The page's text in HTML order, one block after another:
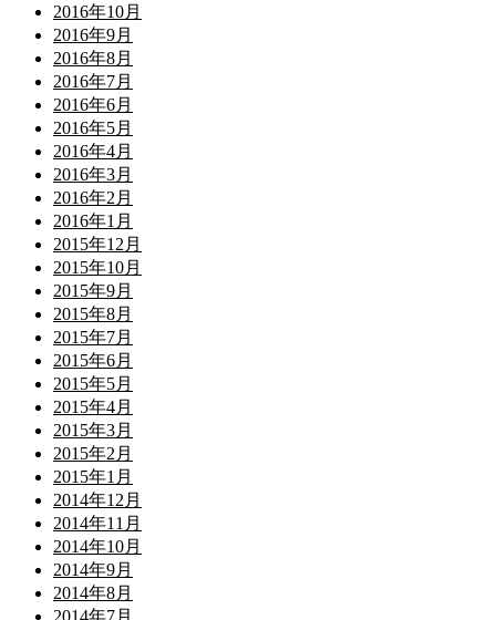
2016年10月
2016年9月
2016年8月
2016年7月
2016年6月
2016年5月
2016年4月
2016年3月
2016年2月
2016年1月
2015年12月
2015年10月
2015年9月
2015年8月
2015年7月
2015年6月
2015年5月
2015年4月
2015年3月
2015年2月
2015年1月
2014年12月
2014年11月
2014年10月
2014年9月
2014年8月
2014年7月